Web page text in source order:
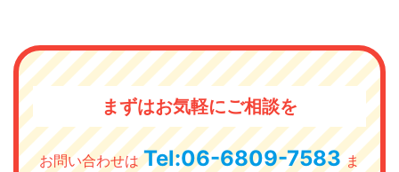
まずはお気軽にご相談を
お問い合わせはTel:06-6809-7583ま